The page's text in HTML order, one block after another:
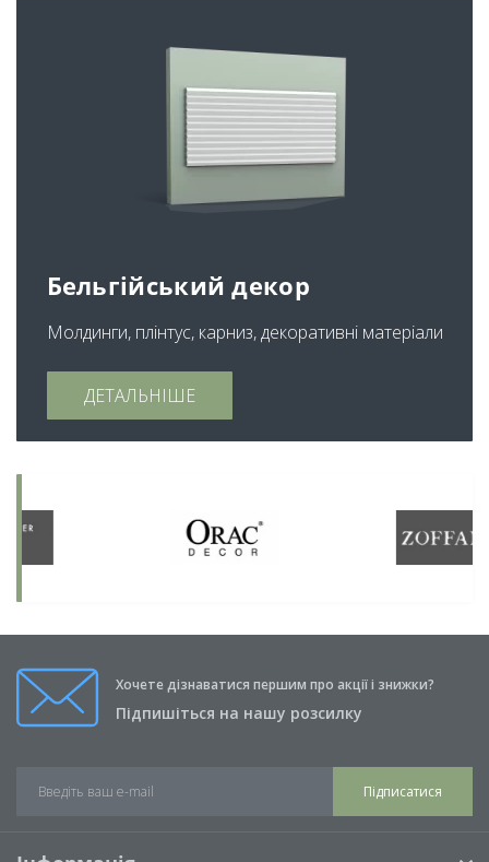
Бельгійський декор
Молдинги, плінтус, карниз, декоративні матеріали
ДЕТАЛЬНІШЕ
Хочете дізнаватися першим про акції і знижки?
Підпишіться на нашу розсилку
Підписатися